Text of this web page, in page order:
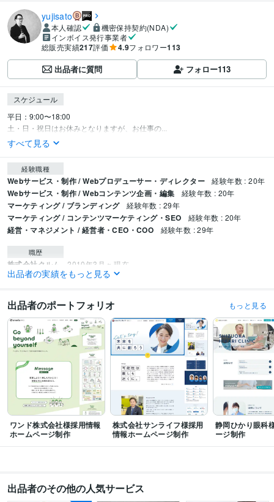
yujisato
本人確認
機密保持契約(NDA)
インボイス発行事業者
総販売実績217評価 4.9フォロワー113
出品者に質問 フォロー113
スケジュール
平日：9:00〜18:00
土・日・祝日はお休みとなりますが、お仕事の...
すべて見る
経験職種
Webサービス・制作 / Webプロデューサー・ディレクター 経験年数 : 20年
Webサービス・制作 / Webコンテンツ企画・編集 経験年数 : 20年
マーケティング / ブランディング 経験年数 : 29年
マーケティング / コンテンツマーケティング・SEO 経験年数 : 20年
経営・マネジメント / 経営者・CEO・COO 経験年数 : 29年
職歴
株式会社クルム 2010年3月 ~ 現在
Adobe Photoshop:18年
Dreamweaver:18年 Google Analytics:18年 Google Search Console:10年
その他ツール
Wordpress:18年
得意分野
集客・マーケティング相談 Googleマイビジネス運用指導・代行
SNS Googleマイビジ 美容 整体
飲食店
弁護士事務所
エステサロン
Web制作・HP作成・EC構築 WEBサイトデザイン・制作、SEO対策
ホームページ制作 集客 Googleマイビジ SEO MEO ビジネス
Web
インターネット
デザイン LINE
出品者の実績をもっと見る
出品者のポートフォリオ もっと見る
ワンド株式会社様採用情報
ホームページ制作
株式会社サンライフ様採用
情報ホームページ制作
静岡ひかり眼科
ージ制作
出品者のその他の人気サービス